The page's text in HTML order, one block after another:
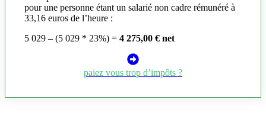
pour une personne étant un salarié non cadre rémunéré à
33,16 euros de l’heure :
5 029 – (5 029 * 23%) = 4 275,00 € net
paiez vous trop d’impôts ?